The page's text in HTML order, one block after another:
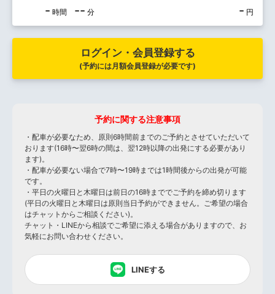
- 時間 -- 分 - 円
ログイン・会員登録する
(予約には月額会員登録が必要です)
予約に関する注意事項
・配車が必要なため、原則6時間前までのご予約とさせていただいて
おります(16時〜翌6時の間は、翌12時以降の出発にする必要があり
ます)。
・配車が必要ない場合で7時〜19時までは1時間後からの出発が可能
です。
・平日の火曜日と木曜日は前日の16時まででご予約を締め切ります
(平日の火曜日と木曜日は原則当日予約ができません。ご希望の場合
はチャットからご相談ください)。
チャット・LINEから相談でご希望に添える場合がありますので、お
気軽にお問い合わせください。
LINEする